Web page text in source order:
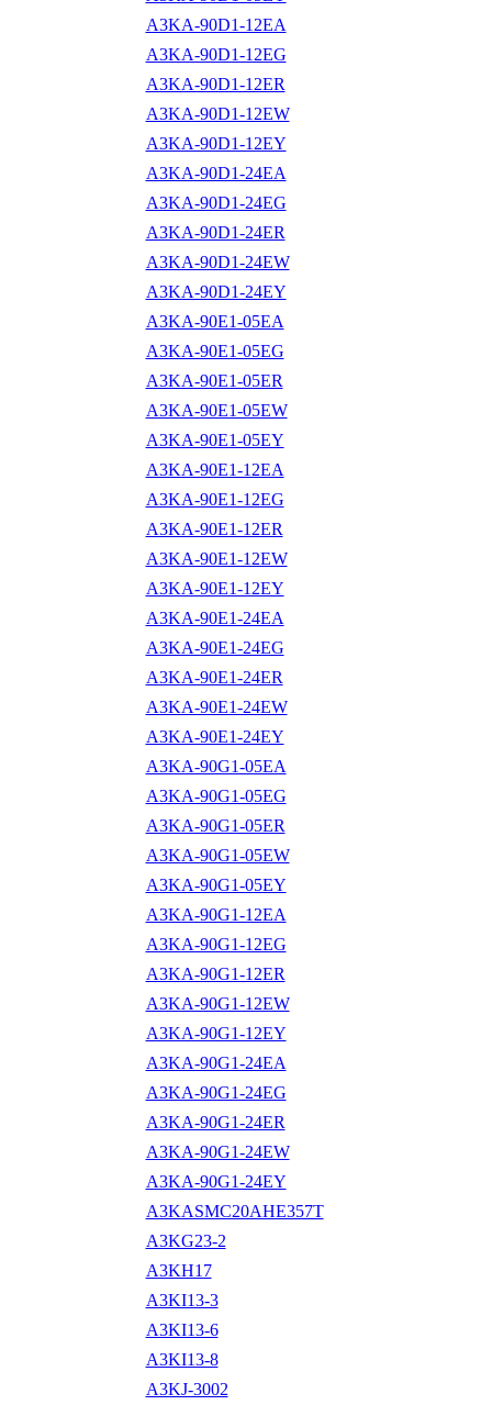
A3KA-90D1-12EA
A3KA-90D1-12EG
A3KA-90D1-12ER
A3KA-90D1-12EW
A3KA-90D1-12EY
A3KA-90D1-24EA
A3KA-90D1-24EG
A3KA-90D1-24ER
A3KA-90D1-24EW
A3KA-90D1-24EY
A3KA-90E1-05EA
A3KA-90E1-05EG
A3KA-90E1-05ER
A3KA-90E1-05EW
A3KA-90E1-05EY
A3KA-90E1-12EA
A3KA-90E1-12EG
A3KA-90E1-12ER
A3KA-90E1-12EW
A3KA-90E1-12EY
A3KA-90E1-24EA
A3KA-90E1-24EG
A3KA-90E1-24ER
A3KA-90E1-24EW
A3KA-90E1-24EY
A3KA-90G1-05EA
A3KA-90G1-05EG
A3KA-90G1-05ER
A3KA-90G1-05EW
A3KA-90G1-05EY
A3KA-90G1-12EA
A3KA-90G1-12EG
A3KA-90G1-12ER
A3KA-90G1-12EW
A3KA-90G1-12EY
A3KA-90G1-24EA
A3KA-90G1-24EG
A3KA-90G1-24ER
A3KA-90G1-24EW
A3KA-90G1-24EY
A3KASMC20AHE357T
A3KG23-2
A3KH17
A3KI13-3
A3KI13-6
A3KI13-8
A3KJ-3002